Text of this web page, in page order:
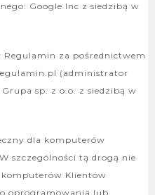
Google Inc z siedzibą w
za pośrednictwem
(administrator
sp. z o.o. z siedzibą w
dla komputerów
szczególności tą drogą nie
komputerów Klientów
oprogramowania lub